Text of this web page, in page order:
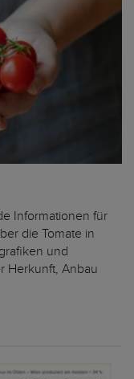
Informationen für
die Tomate in
und
Herkunft, Anbau